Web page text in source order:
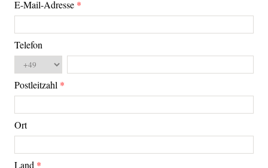
E-Mail-Adresse
Telefon
Postleitzahl
Ort
Land